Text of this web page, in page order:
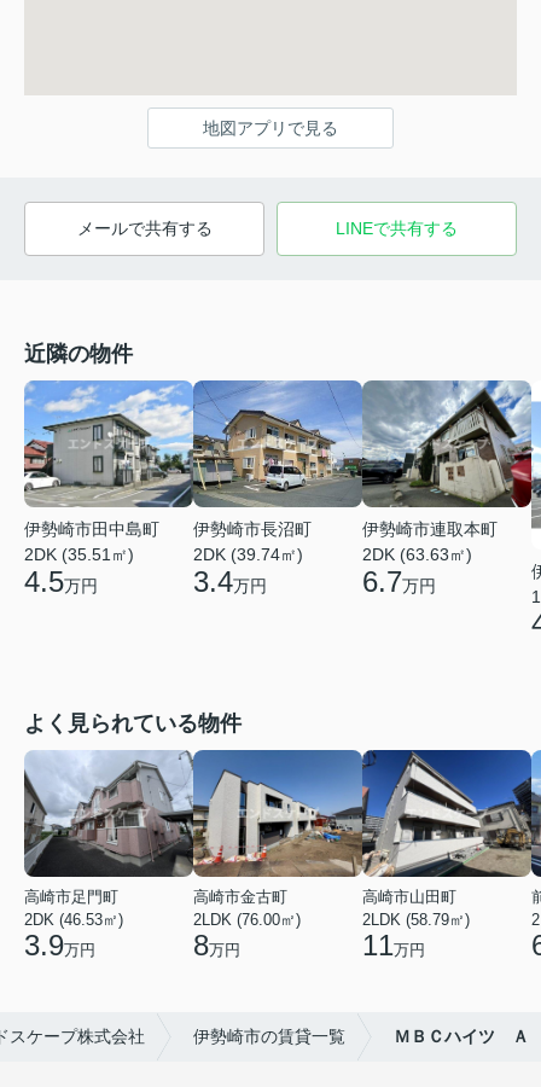
地図アプリで見る
メールで共有する LINEで共有する
近隣の物件
伊勢崎市田中島町
2DK (35.51㎡)
4.5万円
伊勢崎市長沼町
2DK (39.74㎡)
3.4万円
伊勢崎市連取本町
2DK (63.63㎡)
6.7万円
よく見られている物件
高崎市足門町
2DK (46.53㎡)
3.9万円
高崎市金古町
2LDK (76.00㎡)
8万円
高崎市山田町
2LDK (58.79㎡)
11万円
スケープ株式会社 伊勢崎市の賃貸一覧 ＭＢＣハイツ Ａ